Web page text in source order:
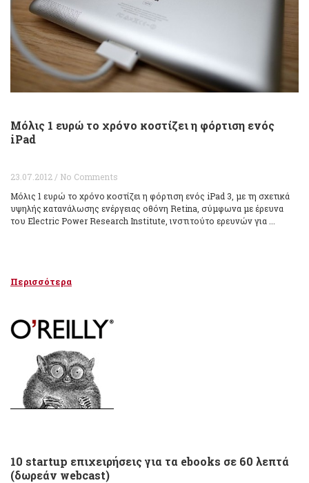
Μόλις 1 ευρώ το χρόνο κοστίζει η φόρτιση ενός
iPad
23.07.2012 / No Comments
Μόλις 1 ευρώ το χρόνο κοστίζει η φόρτιση ενός iPad 3, με τη σχετικά
υψηλής κατανάλωσης ενέργειας οθόνη Retina, σύμφωνα με έρευνα
του Electric Power Research Institute, ινστιτούτο ερευνών για ...
Περισσότερα
10 startup επιχειρήσεις για τα ebooks σε 60 λεπτά
(δωρεάν webcast)